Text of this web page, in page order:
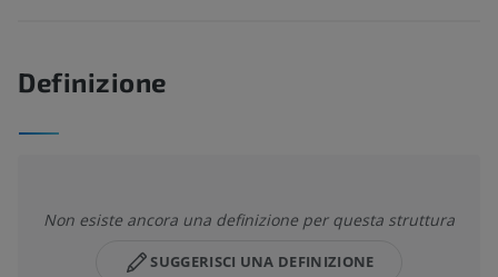
Definizione
Non esiste ancora una definizione per questa struttura
SUGGERISCI UNA DEFINIZIONE